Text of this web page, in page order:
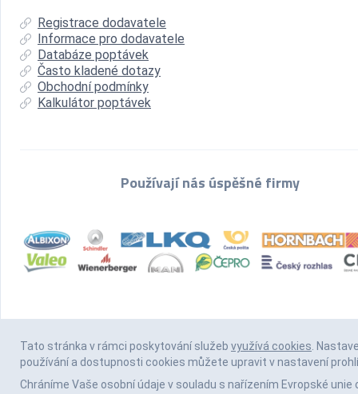
Registrace dodavatele
Informace pro dodavatele
Databáze poptávek
Často kladené dotazy
Obchodní podmínky
Kalkulátor poptávek
Používají nás úspěšné firmy
Tato stránka v rámci poskytování služeb využívá cookies.
používání a dostupnosti cookies můžete upravit v nastavení
Chráníme Vaše osobní údaje v souladu s nařízením Evropské unie